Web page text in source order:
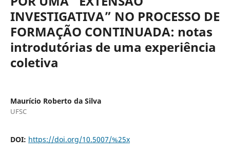
INVESTIGATIVA” NO PROCESSO DE
FORMAÇÃO CONTINUADA: notas
introdutórias de uma experiência
coletiva
Maurício Roberto da Silva
UFSC
DOI: https://doi.org/10.5007/%25x